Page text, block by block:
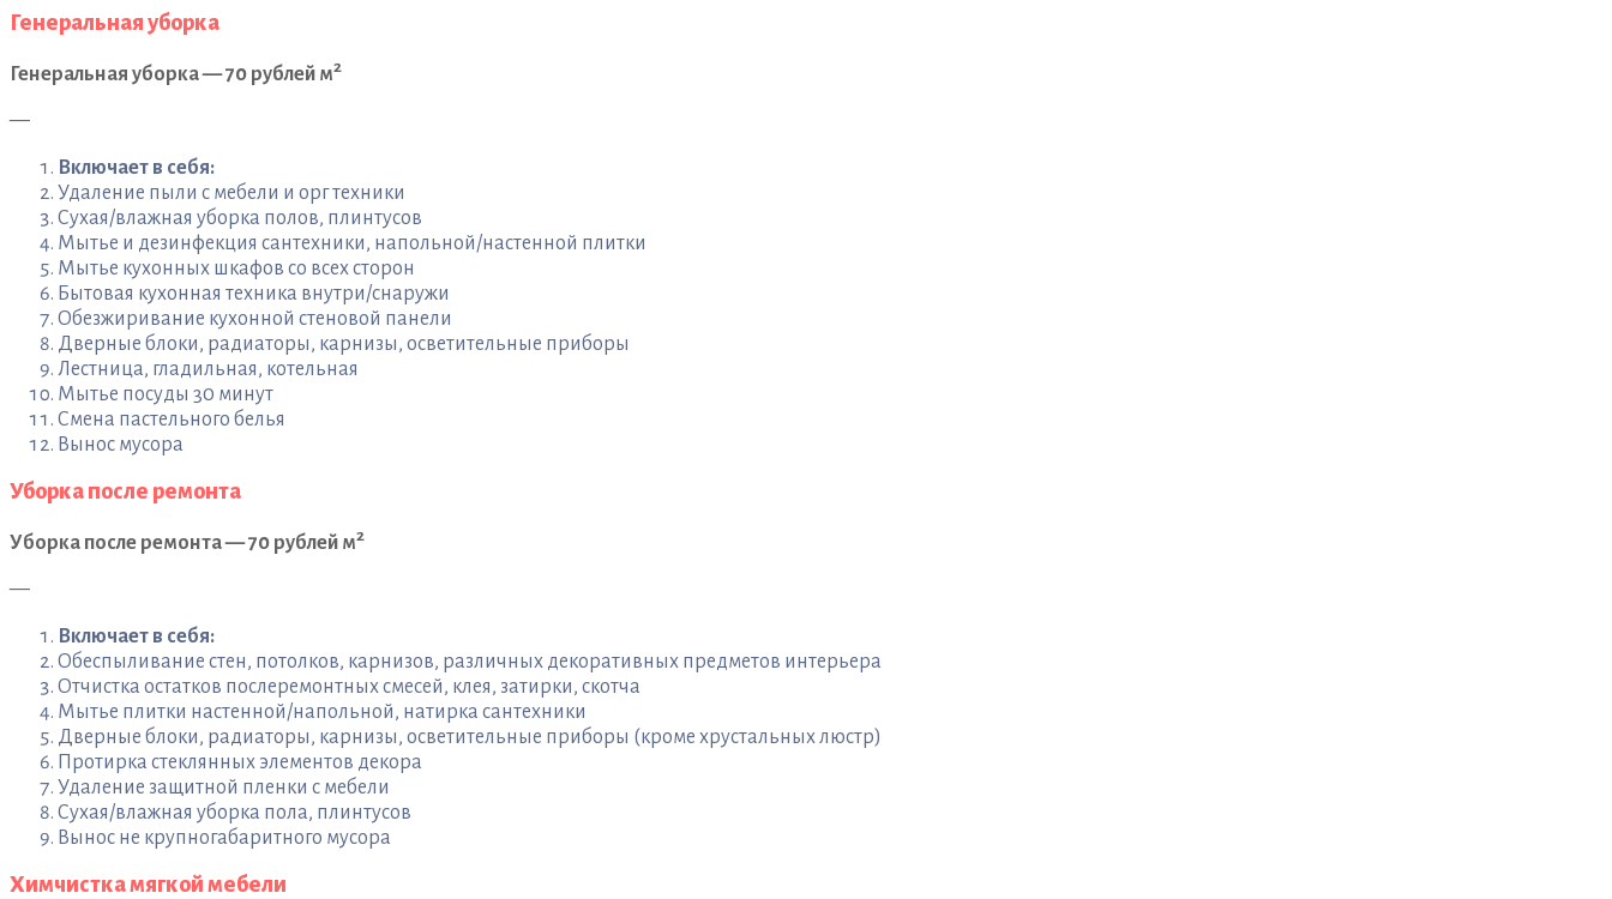
Генеральная уборка
Генеральная уборка — 70 рублей м2
—
Включает в себя:
Удаление пыли с мебели и орг техники
Сухая/влажная уборка полов, плинтусов
Мытье и дезинфекция сантехники, напольной/настенной плитки
Мытье кухонных шкафов со всех сторон
Бытовая кухонная техника внутри/снаружи
Обезжиривание кухонной стеновой панели
Дверные блоки, радиаторы, карнизы, осветительные приборы
Лестница, гладильная, котельная
Мытье посуды 30 минут
Смена пастельного белья
Вынос мусора
Уборка после ремонта
Уборка после ремонта — 70 рублей м2
—
Включает в себя:
Обеспыливание стен, потолков, карнизов, различных декоративных предметов интерьера
Отчистка остатков послеремонтных смесей, клея, затирки, скотча
Мытье плитки настенной/напольной, натирка сантехники
Дверные блоки, радиаторы, карнизы, осветительные приборы (кроме хрустальных люстр)
Протирка стеклянных элементов декора
Удаление защитной пленки с мебели
Сухая/влажная уборка пола, плинтусов
Вынос не крупногабаритного мусора
Химчистка мягкой мебели